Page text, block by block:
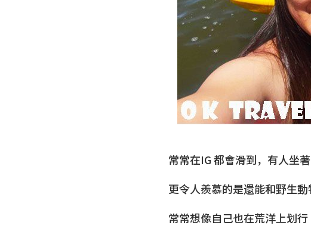
常常在IG 都會滑到，有人坐
更令人羨慕的是還能和野生
常常想像自己也在荒洋上划行